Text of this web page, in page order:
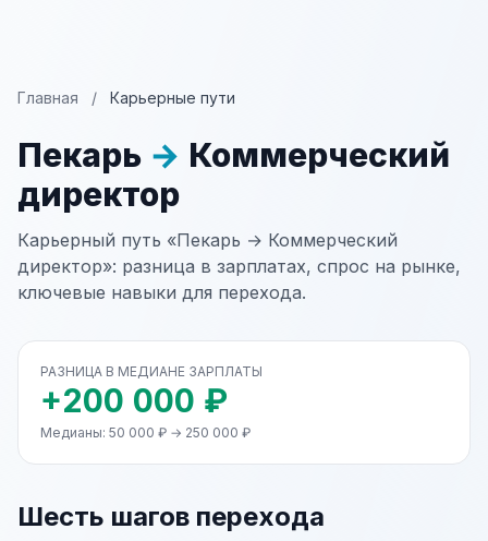
Главная / Карьерные пути
Пекарь → Коммерческий
директор
Карьерный путь «Пекарь → Коммерческий
директор»: разница в зарплатах, спрос на рынке,
ключевые навыки для перехода.
РАЗНИЦА В МЕДИАНЕ ЗАРПЛАТЫ
+200 000 ₽
Медианы: 50 000 ₽ → 250 000 ₽
Шесть шагов перехода